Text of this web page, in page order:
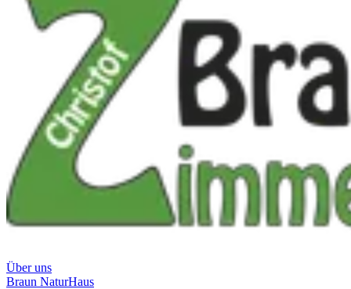
Über uns
Braun NaturHaus